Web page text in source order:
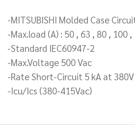
-MITSUBISHI Molded Case
-Max.load (A) : 50 , 63 , 80 , 100 ,
-Standard IEC60947-2
-Max.Voltage 500 Vac
-Rate Short-Circuit 5 kA at 380V
-Icu/Ics (380-415Vac)